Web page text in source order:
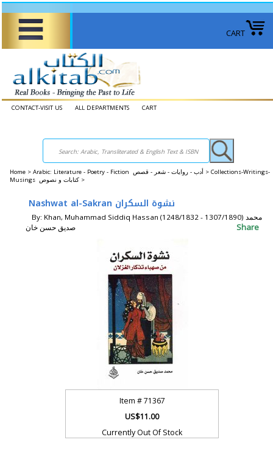
CART
CONTACT-VISIT US ALL DEPARTMENTS CART
Home > Arabic: Literature - Poetry - Fiction أدب - روايات - شعر - قصص > Collections-Writings-
Musings كتابات و نصوص >
Nashwat al-Sakran نشوة السكران
By: Khan, Muhammad Siddiq Hassan (1248/1832 - 1307/1890) محمد
صديق حسن خان
Share
Item #71367
US$11.00
Currently Out Of Stock